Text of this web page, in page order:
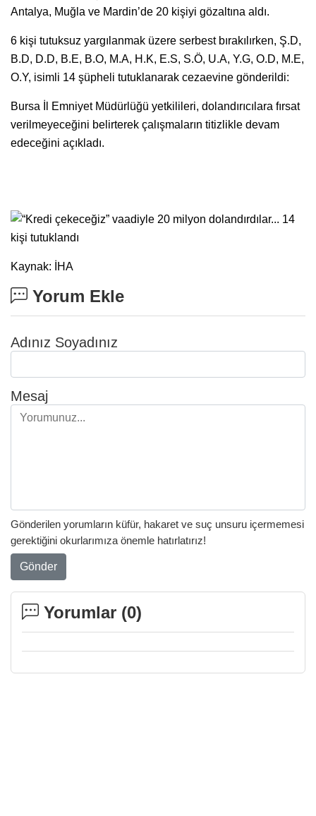
Antalya, Muğla ve Mardin’de 20 kişiyi gözaltına aldı.
6 kişi tutuksuz yargılanmak üzere serbest bırakılırken, Ş.D,
B.D, D.D, B.E, B.O, M.A, H.K, E.S, S.Ö, U.A, Y.G, O.D, M.E,
O.Y, isimli 14 şüpheli tutuklanarak cezaevine gönderildi:
Bursa İl Emniyet Müdürlüğü yetkilileri, dolandırıcılara fırsat
verilmeyeceğini belirterek çalışmaların titizlikle devam
edeceğini açıkladı.
Kaynak: İHA
Yorum Ekle
Adınız Soyadınız
Mesaj
Gönderilen yorumların küfür, hakaret ve suç unsuru içermemesi
gerektiğini okurlarımıza önemle hatırlatırız!
Gönder
Yorumlar (0)